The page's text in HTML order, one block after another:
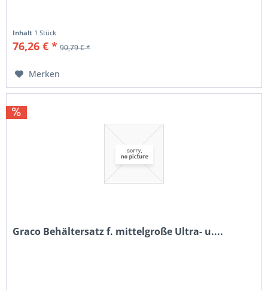
Inhalt 1 Stück
76,26 € * 90,79 € *
Merken
Graco Behältersatz f. mittelgroße Ultra- u....